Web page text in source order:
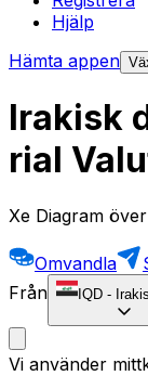
Hjälp
Hämta appen
Irakisk
rial
Xe Diagram
Omvandla
Från
IQD -
Vi använder